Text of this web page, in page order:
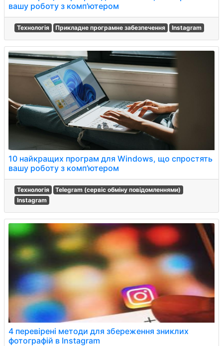
вашу роботу з комп'ютером
Технологія Прикладне програмне забезпечення Instagram
10 найкращих програм для Windows, що спростять
вашу роботу з комп'ютером
Технологія
Telegram (сервіс обміну повідомленнями)
Instagram
4 перевірені методи для збереження зниклих
фотографій в Instagram